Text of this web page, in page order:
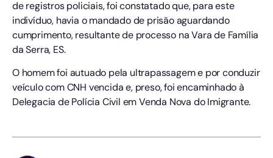
de registros policiais, foi constatado que, para este
indivíduo, havia o mandado de prisão aguardando
cumprimento, resultante de processo na Vara de Família
da Serra, ES.
O homem foi autuado pela ultrapassagem e por conduzir
veículo com CNH vencida e, preso, foi encaminhado à
Delegacia de Polícia Civil em Venda Nova do Imigrante.